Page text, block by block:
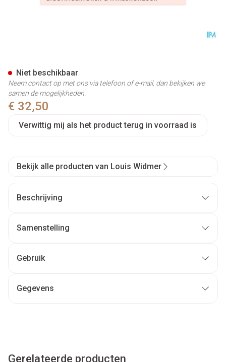
€ 32,50
Verwittig mij als het product terug in voorraad is
Niet beschikbaar
Neem contact op met ons via telefoon of e-mail, dan bekijken we
samen de mogelijkheden.
Bekijk alle producten van Louis Widmer
Beschrijving
Samenstelling
Gebruik
Gegevens
Gerelateerde producten